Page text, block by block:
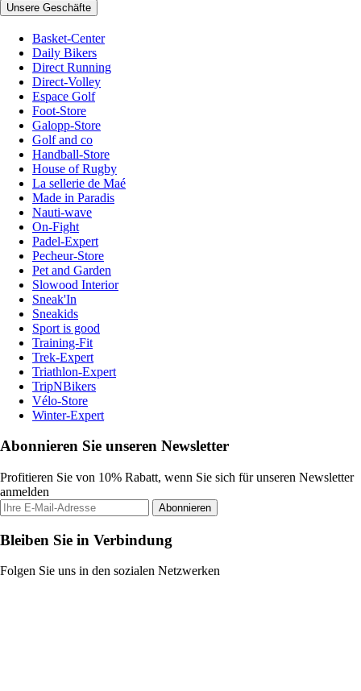
Unsere Geschäfte
Basket-Center
Daily Bikers
Direct Running
Direct-Volley
Espace Golf
Foot-Store
Galopp-Store
Golf and co
Handball-Store
House of Rugby
La sellerie de Maé
Made in Paradis
Nauti-wave
On-Fight
Padel-Expert
Pecheur-Store
Pet and Garden
Slowood Interior
Sneak'In
Sneakids
Sport is good
Training-Fit
Trek-Expert
Triathlon-Expert
TripNBikers
Vélo-Store
Winter-Expert
Abonnieren Sie unseren Newsletter
Profitieren Sie von 10% Rabatt, wenn Sie sich für unseren Newsletter
anmelden
Abonnieren
Bleiben Sie in Verbindung
Folgen Sie uns in den sozialen Netzwerken